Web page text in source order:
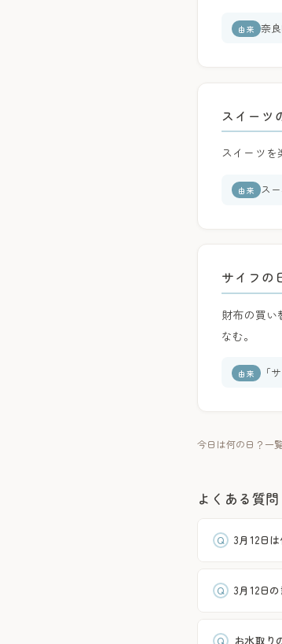
由来 奈
スイーツ
スイーツを
由来 ス
サイフの
財布の買い
なむ。
由来 「
今日は何の日？一
よくある質問
3月12日
3月12日
お水取り